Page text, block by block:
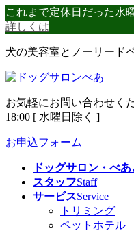
コ
ン
ン
ツ
へ
ス
キ
プ
ナ
ビ
ー
シ
ョ
ン
に
動
これまで定休日だった水
詳しくは
犬の美容室とノーリード
お気軽にお問い合わせく
18:00 [ 水曜日除く ]
お申込フォーム
ドッグサロン・べあ
スタッフStaff
サービスService
トリミング
ペットホテル